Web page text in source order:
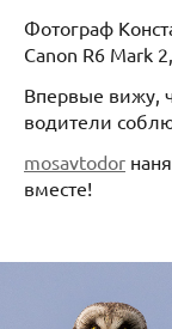
Фотограф
Canon R6 Mark
Впервые вижу,
водители
mosavtodor
вместе!